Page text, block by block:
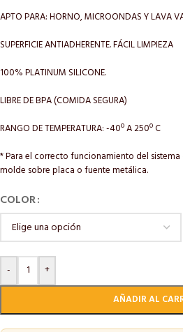
APTO PARA: HORNO, MICROONDAS Y LAVA
SUPERFICIE ANTIADHERENTE. FÁCIL LIMPIEZA
100% PLATINUM SILICONE.
LIBRE DE BPA (COMIDA SEGURA)
RANGO DE TEMPERATURA: -40º A 250º C
* Para el correcto funcionamiento del
molde sobre placa o fuente metálica.
COLOR
-
+
AÑADIR AL